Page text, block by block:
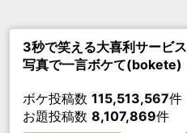
3秒で笑える大喜利サービス
写真で一言ボケて(bokete)
ボケ投稿数 115,513,567件
お題投稿数 8,107,869件